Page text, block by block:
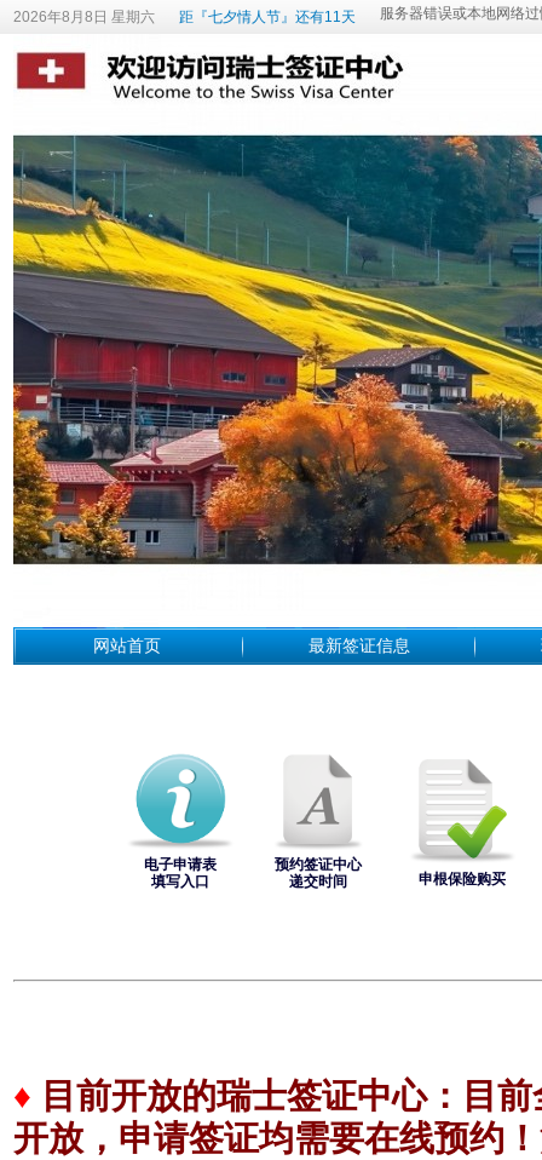
2026年8月8日 星期六 距『七夕情人节』还有11天
网站首页 最新签证信息
电子申请表
填写入口
预约签证中心
递交时间
申根保险购买
♦ 目前开放的瑞士签证中心： 目
开放，申请签证均需要在线预约